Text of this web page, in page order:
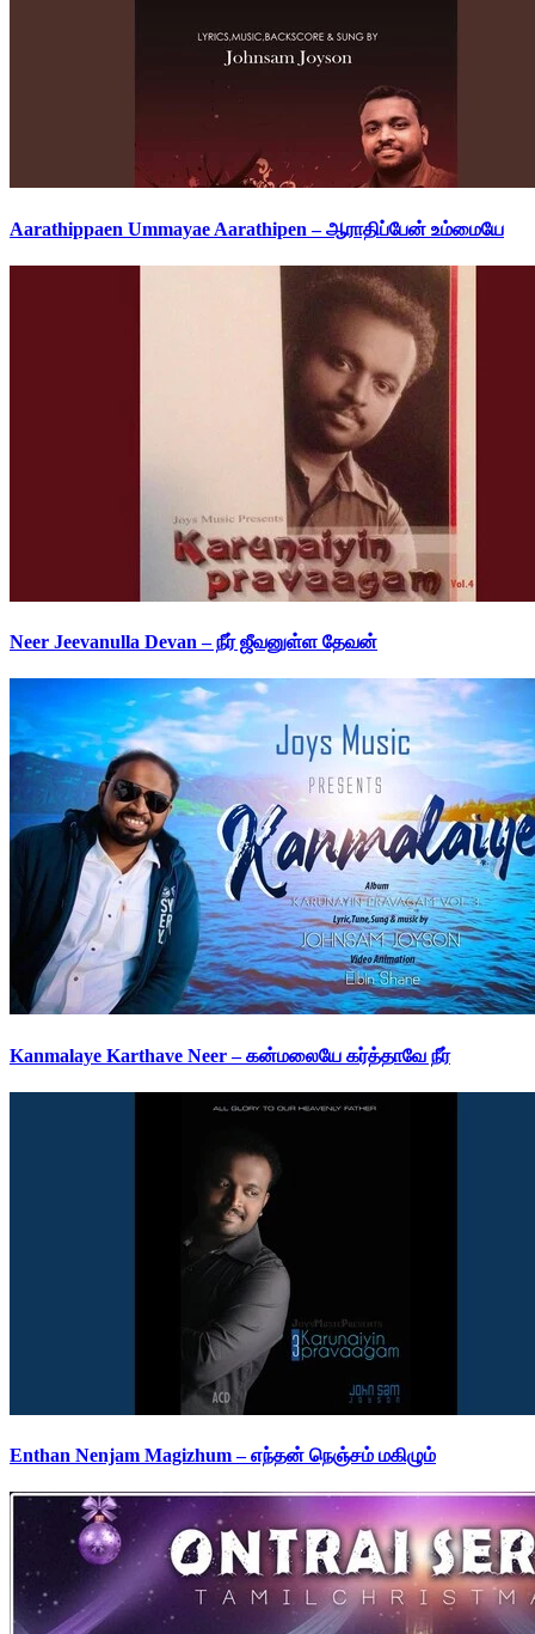
Aarathippaen Ummayae Aarathipen – ஆராதிப்பேன் உம்மையே
Neer Jeevanulla Devan – நீர் ஜீவனுள்ள தேவன்
Kanmalaye Karthave Neer – கன்மலையே கர்த்தாவே நீர்
Enthan Nenjam Magizhum – எந்தன் நெஞ்சம் மகிழும்